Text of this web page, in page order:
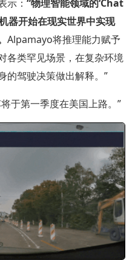
示： “物理智能领域的‘Chat
器开始在现实世界中实现
Alpamayo将推理能力赋予
各类罕见场景，在复杂环境
的驾驶决策做出解释。”
于第一季度在美国上路。”